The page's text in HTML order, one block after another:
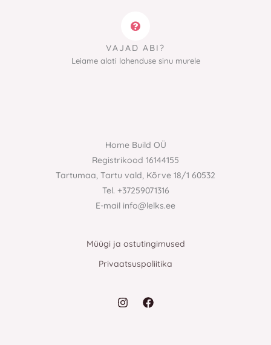
VAJAD ABI?
Leiame alati lahenduse sinu murele
Home Build OÜ
Registrikood 16144155
Tartumaa, Tartu vald, Kõrve 18/1 60532
Tel. +37259071316
E-mail info@lelks.ee
Müügi ja ostutingimused
Privaatsuspoliitika